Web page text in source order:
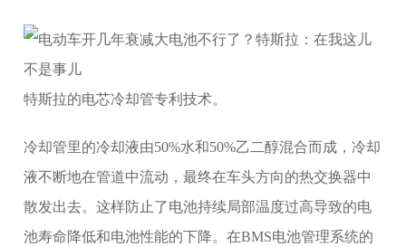
特斯拉的电芯冷却管专利技术。
冷却管里的冷却液由50%水和50%乙二醇混合而成，冷却
液不断地在管道中流动，最终在车头方向的热交换器中
散发出去。这样防止了电池持续局部温度过高导致的电
池寿命降低和电池性能的下降。在BMS电池管理系统的